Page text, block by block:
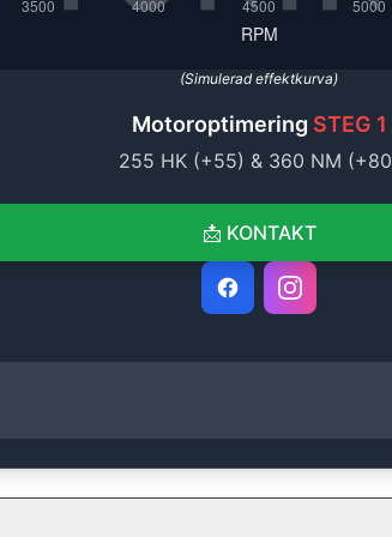
(Simulerad effektkurva)
Motoroptimering STEG 1
255 HK (+55) & 360 NM (+80
📩 KONTAKT